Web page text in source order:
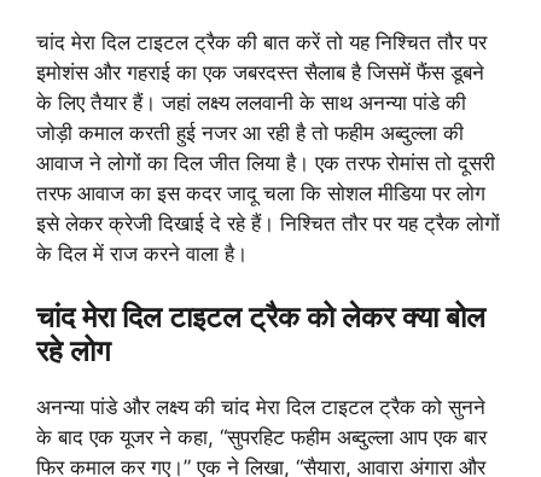
चांद मेरा दिल टाइटल ट्रैक की बात करें तो यह निश्चित तौर पर
इमोशंस और गहराई का एक जबरदस्त सैलाब है जिसमें फैंस डूबने
के लिए तैयार हैं। जहां लक्ष्य ललवानी के साथ अनन्या पांडे की
जोड़ी कमाल करती हुई नजर आ रही है तो फहीम अब्दुल्ला की
आवाज ने लोगों का दिल जीत लिया है। एक तरफ रोमांस तो दूसरी
तरफ आवाज का इस कदर जादू चला कि सोशल मीडिया पर लोग
इसे लेकर क्रेजी दिखाई दे रहे हैं। निश्चित तौर पर यह ट्रैक लोगों
के दिल में राज करने वाला है।
चांद मेरा दिल टाइटल ट्रैक को लेकर क्या बोल
रहे लोग
अनन्या पांडे और लक्ष्य की चांद मेरा दिल टाइटल ट्रैक को सुनने
के बाद एक यूजर ने कहा, “सुपरहिट फहीम अब्दुल्ला आप एक बार
फिर कमाल कर गए।” एक ने लिखा, “सैयारा, आवारा अंगारा और